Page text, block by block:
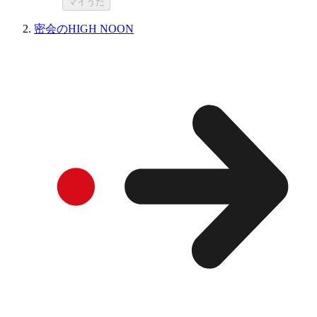
密会のHIGH NOON